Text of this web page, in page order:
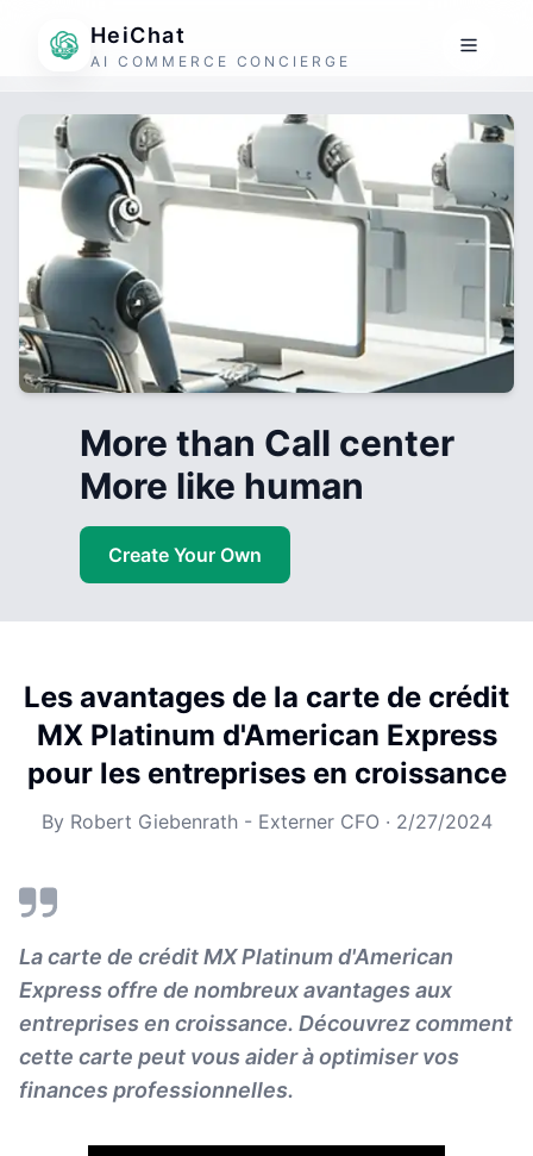
HeiChat
AI COMMERCE CONCIERGE
More than Call center
More like human
Create Your Own
Les avantages de la carte de crédit
MX Platinum d'American Express
pour les entreprises en croissance
By Robert Giebenrath - Externer CFO · 2/27/2024
La carte de crédit MX Platinum d'American
Express offre de nombreux avantages aux
entreprises en croissance. Découvrez comment
cette carte peut vous aider à optimiser vos
finances professionnelles.